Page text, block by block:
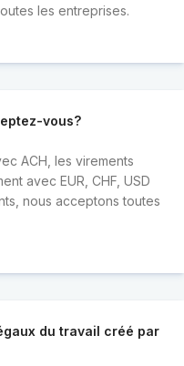
les entreprises.
vous?
ACH, les virements
avec EUR, CHF, USD
nous acceptons toutes
du travail créé par